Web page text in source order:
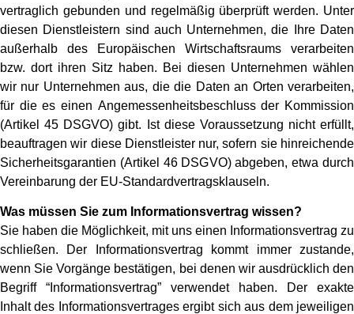
vertraglich gebunden und regelmäßig überprüft werden. Unter
diesen Dienstleistern sind auch Unternehmen, die Ihre Daten
außerhalb des Europäischen Wirtschaftsraums verarbeiten
bzw. dort ihren Sitz haben. Bei diesen Unternehmen wählen
wir nur Unternehmen aus, die die Daten an Orten verarbeiten,
für die es einen Angemessenheitsbeschluss der Kommission
(Artikel 45 DSGVO) gibt. Ist diese Voraussetzung nicht erfüllt,
beauftragen wir diese Dienstleister nur, sofern sie hinreichende
Sicherheitsgarantien (Artikel 46 DSGVO) abgeben, etwa durch
Vereinbarung der EU-Standardvertragsklauseln.
Was müssen Sie zum Informationsvertrag wissen?
Sie haben die Möglichkeit, mit uns einen Informationsvertrag zu
schließen. Der Informationsvertrag kommt immer zustande,
wenn Sie Vorgänge bestätigen, bei denen wir ausdrücklich den
Begriff “Informationsvertrag” verwendet haben. Der exakte
Inhalt des Informationsvertrages ergibt sich aus dem jeweiligen